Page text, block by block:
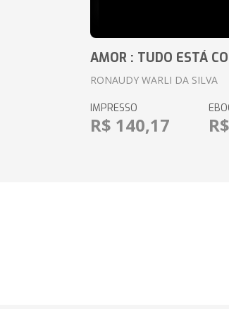
AMOR : TUDO ESTÁ
RONAUDY WARLI DA SILVA
IMPRESSO
R$ 140,17